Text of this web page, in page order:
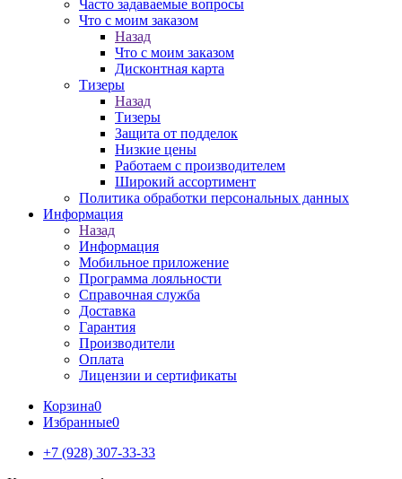
Часто задаваемые вопросы
Что с моим заказом
Назад
Что с моим заказом
Дисконтная карта
Тизеры
Назад
Тизеры
Защита от подделок
Низкие цены
Работаем с производителем
Широкий ассортимент
Политика обработки персональных данных
Информация
Назад
Информация
Мобильное приложение
Программа лояльности
Справочная служба
Доставка
Гарантия
Производители
Оплата
Лицензии и сертификаты
Корзина0
Избранные0
+7 (928) 307-33-33